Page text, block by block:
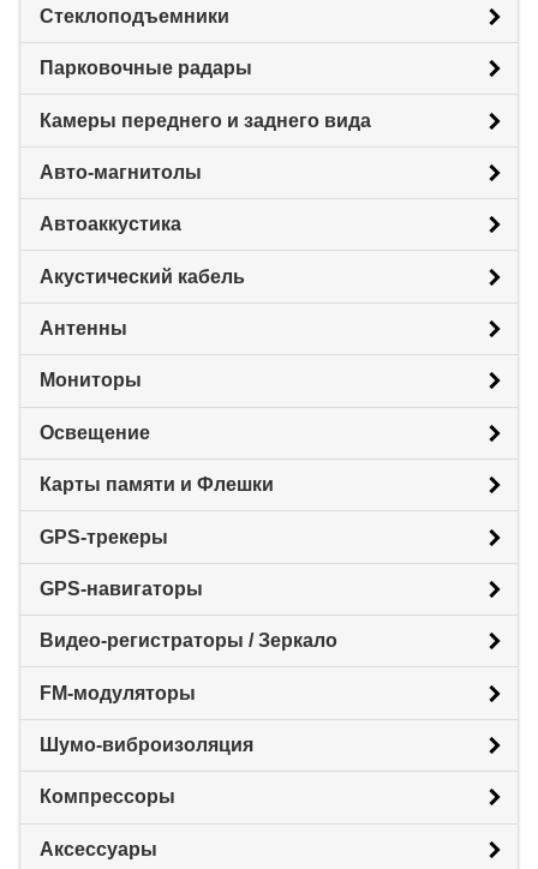
Стеклоподъемники
Парковочные радары
Камеры переднего и заднего вида
Авто-магнитолы
Автоаккустика
Акустический кабель
Антенны
Мониторы
Освещение
Карты памяти и Флешки
GPS-трекеры
GPS-навигаторы
Видео-регистраторы / Зеркало
FM-модуляторы
Шумо-виброизоляция
Компрессоры
Аксессуары